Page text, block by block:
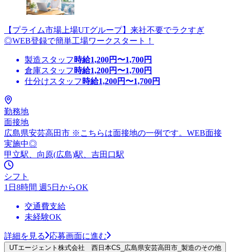
【プライム市場上場UTグループ】来社不要でラクすぎ
◎WEB登録で簡単工場ワークスタート！
製造スタッフ 時給1,200円〜1,700円
倉庫スタッフ 時給1,200円〜1,700円
仕分けスタッフ 時給1,200円〜1,700円
勤務地
面接地
広島県安芸高田市 ※こちらは面接地の一例です。WEB面接
実施中◎
甲立駅、向原(広島)駅、吉田口駅
シフト
1日8時間 週5日からOK
交通費支給
未経験OK
詳細を見る 応募画面に進む
UTエージェント株式会社 西日本CS_広島県安芸高田市_製造のその他